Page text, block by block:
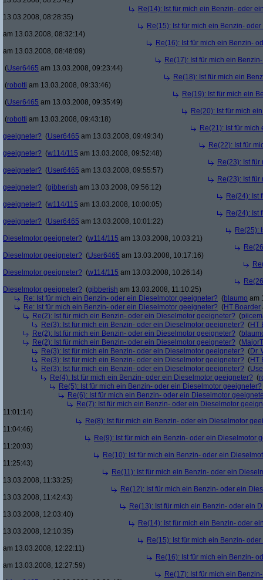
Re(14): Ist für mich ein Benzin- oder
13.03.2008, 08:28:35)
Re(15): Ist für mich ein Benzin-
am 13.03.2008, 08:32:14)
Re(16): Ist für mich ein Benzin-
am 13.03.2008, 08:48:09)
Re(17): Ist für mich ein
(User6465 am 13.03.2008, 09:23:44)
Re(18): Ist für mich ein
(robotti am 13.03.2008, 09:33:46)
Re(19): Ist für mich ein
(User6465 am 13.03.2008, 09:35:49)
Re(20): Ist für mich
(robotti am 13.03.2008, 09:43:18)
Re(21): Ist für
geeigneter? (User6465 am 13.03.2008, 09:49:34)
Re(22): Ist für
geeigneter? (w114/115 am 13.03.2008, 09:52:48)
Re(23): Ist
geeigneter? (User6465 am 13.03.2008, 09:55:57)
Re(23): Ist
geeigneter? (gibberish am 13.03.2008, 09:56:12)
Re(24): Ist
geeigneter? (w114/115 am 13.03.2008, 10:00:05)
Re(24): Ist
geeigneter? (User6465 am 13.03.2008, 10:01:22)
Re(25):
Dieselmotor geeigneter? (w114/115 am 13.03.2008, 10:03:21)
Dieselmotor geeigneter? (User6465 am 13.03.2008, 10:17:16)
Dieselmotor geeigneter? (w114/115 am 13.03.2008, 10:26:14)
Dieselmotor geeigneter? (gibberish am 13.03.2008, 11:10:25)
Re: Ist für mich ein Benzin- oder ein Dieselmotor geeigneter? (blaumo am
Re: Ist für mich ein Benzin- oder ein Dieselmotor geeigneter? (HT Boarder
Re(2): Ist für mich ein Benzin- oder ein Dieselmotor geeigneter? (
Re(3): Ist für mich ein Benzin- oder ein Dieselmotor geeigneter? (HT
Re(2): Ist für mich ein Benzin- oder ein Dieselmotor geeigneter? (
Re(2): Ist für mich ein Benzin- oder ein Dieselmotor geeigneter? (
Re(3): Ist für mich ein Benzin- oder ein Dieselmotor geeigneter? (Dr.
Re(3): Ist für mich ein Benzin- oder ein Dieselmotor geeigneter? (HT
Re(3): Ist für mich ein Benzin- oder ein Dieselmotor geeigneter? (
Re(4): Ist für mich ein Benzin- oder ein Dieselmotor geeigneter? (
Re(5): Ist für mich ein Benzin- oder ein Dieselmotor geeigneter?
Re(6): Ist für mich ein Benzin- oder ein Dieselmotor
Re(7): Ist für mich ein Benzin- oder ein Dieselmotor
11:01:14)
Re(8): Ist für mich ein Benzin- oder ein Dieselmotor
11:04:46)
Re(9): Ist für mich ein Benzin- oder ein Dieselmotor
11:20:03)
Re(10): Ist für mich ein Benzin- oder ein
11:25:43)
Re(11): Ist für mich ein Benzin- oder ein
13.03.2008, 11:33:25)
Re(12): Ist für mich ein Benzin- oder ein
13.03.2008, 11:42:43)
Re(13): Ist für mich ein Benzin- oder ein
13.03.2008, 12:03:40)
Re(14): Ist für mich ein Benzin- oder
13.03.2008, 12:10:35)
Re(15): Ist für mich ein Benzin-
am 13.03.2008, 12:22:11)
Re(16): Ist für mich ein Benzin-
am 13.03.2008, 12:27:59)
Re(17): Ist für mich ein